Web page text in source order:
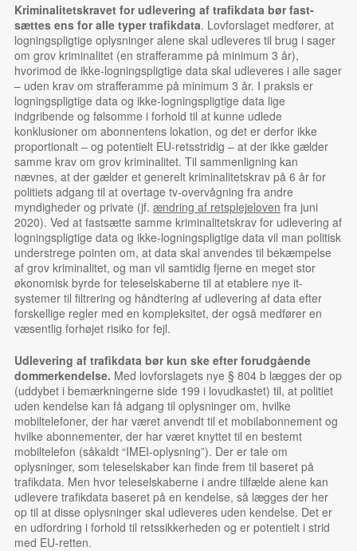
Kriminalitetskravet for udlevering af trafikdata bør fast­
sættes ens for alle typer trafikdata. Lovforslaget medfører, at
lognings­pligtige oplysninger alene skal udleveres til brug i sager
om grov kriminalitet (en strafferamme på minimum 3 år),
hvorimod de ikke-logningspligtige data skal udleveres i alle sager
– uden krav om strafferamme på minimum 3 år. I praksis er
logningspligtige data og ikke-lognings­pligtige data lige
indgribende og følsomme i forhold til at kunne udlede
konklusioner om abonnentens lokation, og det er derfor ikke
proportionalt – og potentielt EU-retsstridig – at der ikke gælder
samme krav om grov kriminalitet. Til sammenligning kan
nævnes, at der gælder et generelt kriminalitetskrav på 6 år for
politiets adgang til at overtage tv-overvågning fra andre
myndigheder og private (jf. ændring af retsplejeloven fra juni
2020). Ved at fastsætte samme kriminalitetskrav for udlevering af
logningspligtige data og ikke-logningspligtige data vil man politisk
understrege pointen om, at data skal anvendes til bekæmpelse
af grov kriminalitet, og man vil samtidig fjerne en meget stor
økonomisk byrde for teleselskaberne til at etablere nye it-
systemer til filtrering og håndtering af udlevering af data efter
forskellige regler med en kompleksitet, der også medfører en
væsentlig forhøjet risiko for fejl.
Udlevering af trafikdata bør kun ske efter forudgående
dommerkendelse. Med lovforslagets nye § 804 b lægges der op
(uddybet i bemærkningerne side 199 i lovudkastet) til, at politiet
uden kendelse kan få adgang til oplysninger om, hvilke
mobiltelefoner, der har været anvendt til et mobilabonnement og
hvilke abonnementer, der har været knyttet til en bestemt
mobiltelefon (såkaldt “IMEI-oplysning”). Der er tale om
oplysninger, som teleselskaber kan finde frem til baseret på
trafikdata. Men hvor teleselskaberne i andre tilfælde alene kan
udlevere trafikdata baseret på en kendelse, så lægges der her
op til at disse oplysninger skal udleveres uden kendelse. Det er
en udfordring i forhold til retssikkerheden og er potentielt i strid
med EU-retten.